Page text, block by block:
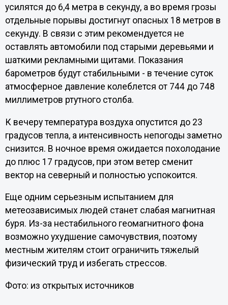
усилятся до 6,4 метра в секунду, а во время грозы
отдельные порывы достигнут опасных 18 метров в
секунду. В связи с этим рекомендуется не
оставлять автомобили под старыми деревьями и
шаткими рекламными щитами. Показания
барометров будут стабильными - в течение суток
атмосферное давление колеблется от 744 до 748
миллиметров ртутного столба.
К вечеру температура воздуха опустится до 23
градусов тепла, а интенсивность непогоды заметно
снизится. В ночное время ожидается похолодание
до плюс 17 градусов, при этом ветер сменит
вектор на северный и полностью успокоится.
Еще одним серьезным испытанием для
метеозависимых людей станет слабая магнитная
буря. Из-за нестабильного геомагнитного фона
возможно ухудшение самочувствия, поэтому
местным жителям стоит ограничить тяжелый
физический труд и избегать стрессов.
Фото: из открытых источников